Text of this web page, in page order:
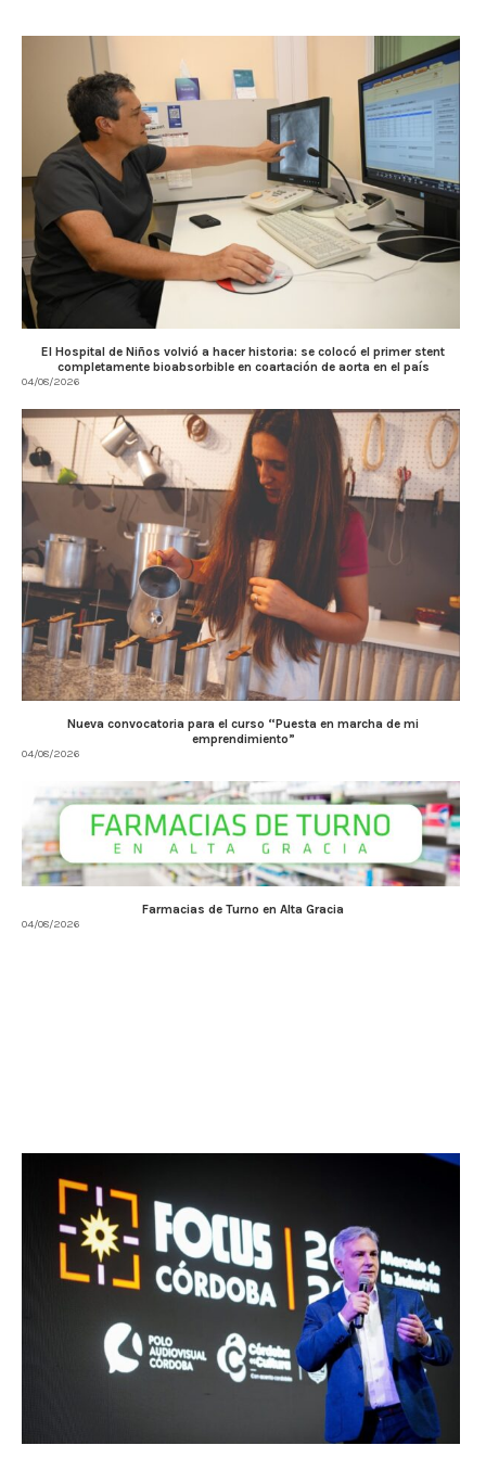
El Hospital de Niños volvió a hacer historia: se colocó el primer stent
completamente bioabsorbible en coartación de aorta en el país
04/08/2026
Nueva convocatoria para el curso “Puesta en marcha de mi
emprendimiento”
04/08/2026
Farmacias de Turno en Alta Gracia
04/08/2026